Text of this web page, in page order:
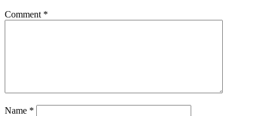
Comment *
Name *